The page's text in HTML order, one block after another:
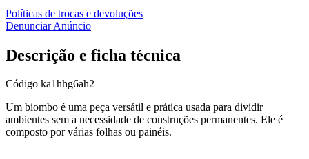
Políticas de trocas e devoluções
Denunciar Anúncio
Descrição e ficha técnica
Código ka1hhg6ah2
Um biombo é uma peça versátil e prática usada para dividir
ambientes sem a necessidade de construções permanentes. Ele é
composto por várias folhas ou painéis.